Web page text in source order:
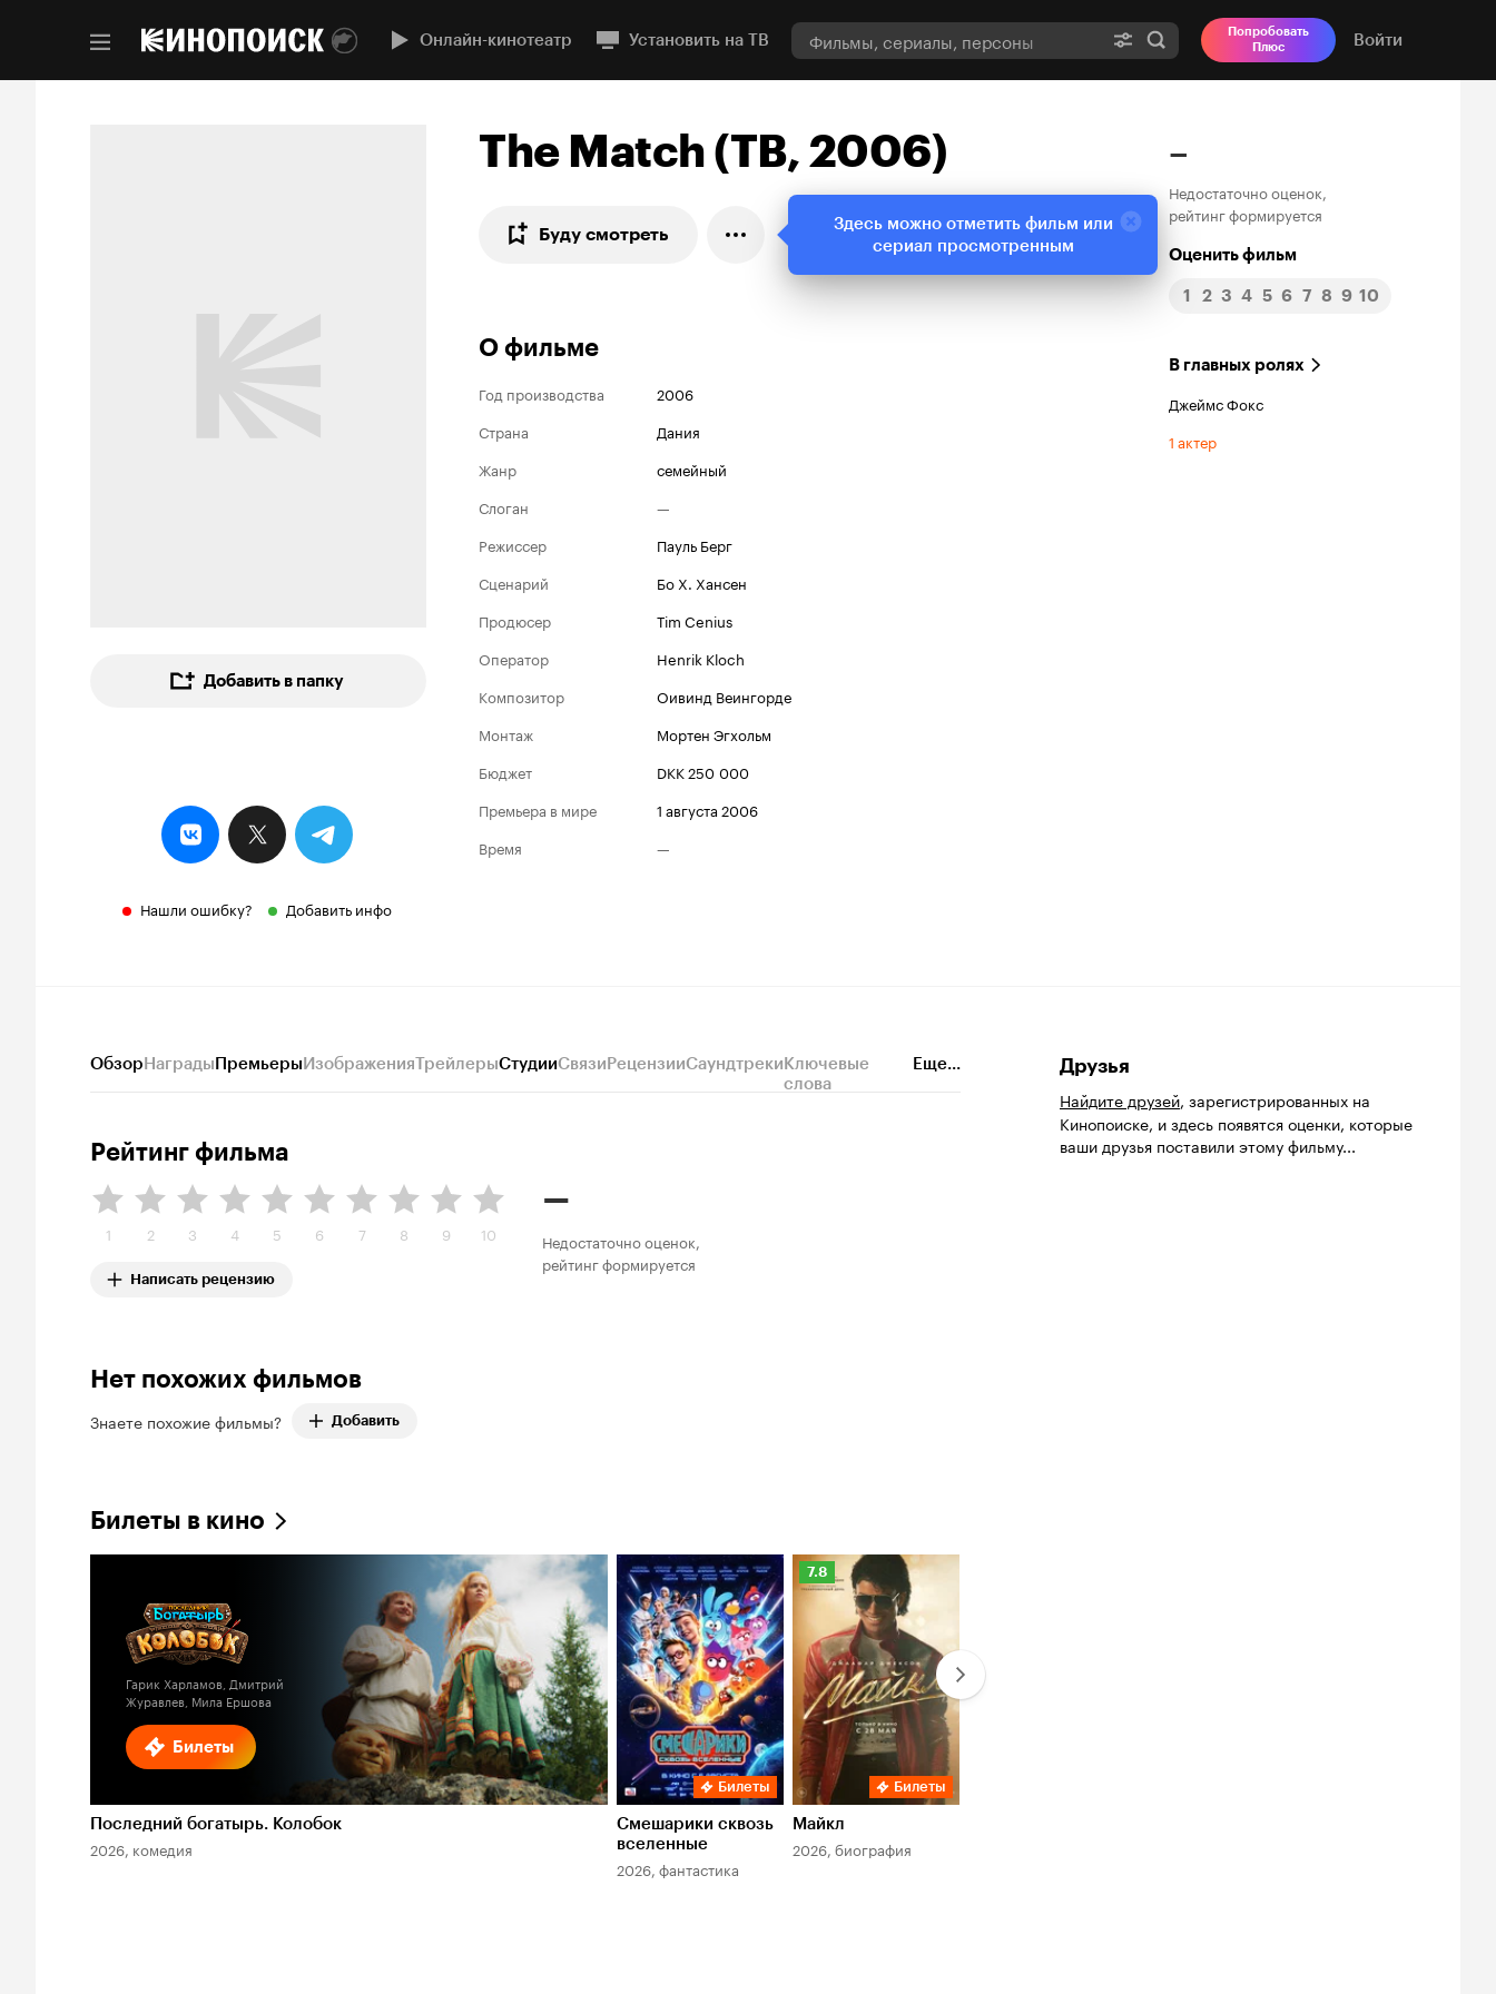
Онлайн-кинотеатр Установить на ТВ
Попробовать
Плюс
Войти
Добавить в папку
Нашли ошибку? Добавить инфо
The Match (ТВ, 2006)
Буду смотреть
–
Недостаточно оценок,
рейтинг формируется
Оценить фильм
1 2 3 4 5 6 7 8 9 10
О фильме
Год производства
2006
Страна
Дания
Жанр
семейный
Слоган
—
Режиссер
Пауль Берг
Сценарий
Бо Х. Хансен
Продюсер
Tim Cenius
Оператор
Henrik Kloch
Композитор
Оивинд Веингорде
Монтаж
Мортен Эгхольм
Бюджет
DKK 250 000
Премьера в мире
1 августа 2006
Время
—
В главных ролях
Джеймс Фокс
1 актер
ОбзорНаградыПремьерыИзображенияТрейлерыСтудииСвязиРецензииСаундтрекиКлючевые
слова
Еще...
Рейтинг фильма
1 2 3 4 5 6 7 8 9 10
Написать рецензию
–
Недостаточно оценок,
рейтинг формируется
Нет похожих фильмов
Знаете похожие фильмы? Добавить
Билеты в кино
Билеты
Гарик Харламов, Дмитрий
Журавлев, Мила Ершова
Последний богатырь. Колобок
2026, комедия
Билеты
Смешарики сквозь
вселенные
2026, фантастика
Рейтинг
Кинопоиска
7.8
Билеты
Майкл
2026, биография
Друзья
Найдите друзей, зарегистрированных на
Кинопоиске, и здесь появятся оценки, которые
ваши друзья поставили этому фильму...
Здесь можно отметить фильм или
сериал просмотренным